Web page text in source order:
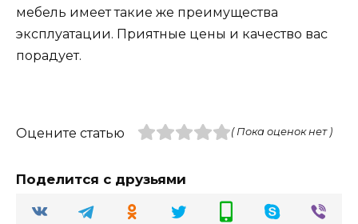
мебель имеет такие же преимущества
эксплуатации. Приятные цены и качество вас
порадует.
Оцените статью ( Пока оценок нет )
Поделится с друзьями